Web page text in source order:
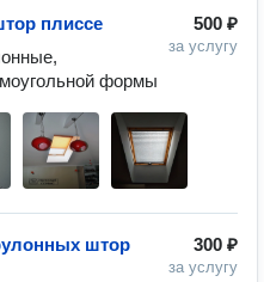
500 ₽
за услугу
плиссе
формы
300 ₽
за услугу
штор